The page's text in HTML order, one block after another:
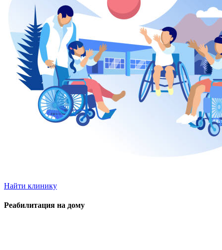
Найти клинику
Реабилитация на дому